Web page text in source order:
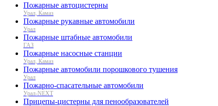
Пожарные автоцистерны
Урал, Камаз
Пожарные рукавные автомобили
Урал
Пожарные штабные автомобили
ГАЗ
Пожарные насосные станции
Урал, Камаз
Пожарные автомобили порошкового тушения
Урал
Пожарно-спасательные автомобили
Урал-NEXT
Прицепы-цистерны для пенообразователей